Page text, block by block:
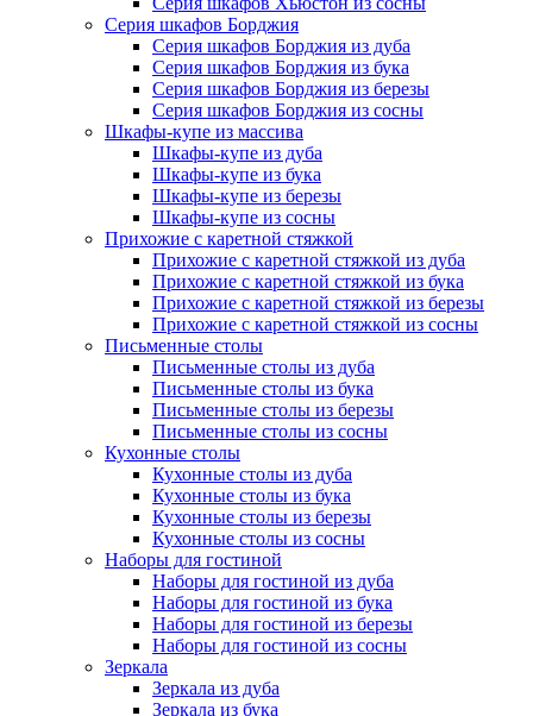
Серия шкафов Борджия
Серия шкафов Борджия из дуба
Серия шкафов Борджия из бука
Серия шкафов Борджия из березы
Серия шкафов Борджия из сосны
Шкафы-купе из массива
Шкафы-купе из дуба
Шкафы-купе из бука
Шкафы-купе из березы
Шкафы-купе из сосны
Прихожие с каретной стяжкой
Прихожие с каретной стяжкой из дуба
Прихожие с каретной стяжкой из бука
Прихожие с каретной стяжкой из березы
Прихожие с каретной стяжкой из сосны
Письменные столы
Письменные столы из дуба
Письменные столы из бука
Письменные столы из березы
Письменные столы из сосны
Кухонные столы
Кухонные столы из дуба
Кухонные столы из бука
Кухонные столы из березы
Кухонные столы из сосны
Наборы для гостиной
Наборы для гостиной из дуба
Наборы для гостиной из бука
Наборы для гостиной из березы
Наборы для гостиной из сосны
Зеркала
Зеркала из дуба
Зеркала из бука